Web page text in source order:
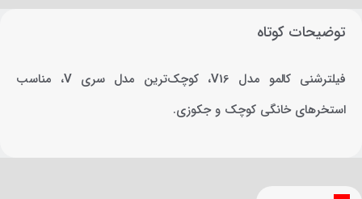
توضیحات کوتاه
فیلترشنی کالمو مدل V16، کوچک‌ترین مدل سری V، مناسب
استخرهای خانگی کوچک و جکوزی.